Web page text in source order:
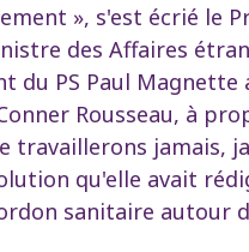
», s'est écrié le
des Affaires
du PS Paul
Rousseau, à
travaillerons jamais,
qu'elle avait
sanitaire autour